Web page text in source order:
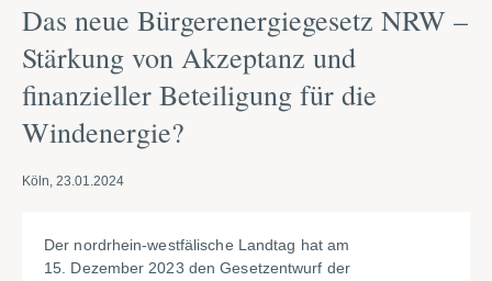
Das neue Bürgerenergiegesetz NRW –
Stärkung von Akzeptanz und
finanzieller Beteiligung für die
Windenergie?
Köln, 23.01.2024
Der nordrhein-westfälische Landtag hat am
15. Dezember 2023 den Gesetzentwurf der